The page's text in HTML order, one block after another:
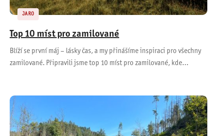
JARO
Top 10 míst pro zamilované
Blíží se první máj – lásky čas, a my přinášíme inspiraci pro všechny
zamilované. Připravili jsme top 10 míst pro zamilované, kde…